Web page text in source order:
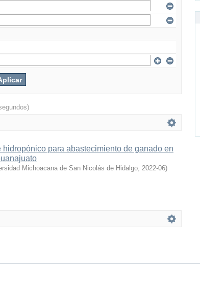
hidropónico para abastecimiento de ganado en
Michoacana de San Nicolás de Hidalgo, 2022-06)